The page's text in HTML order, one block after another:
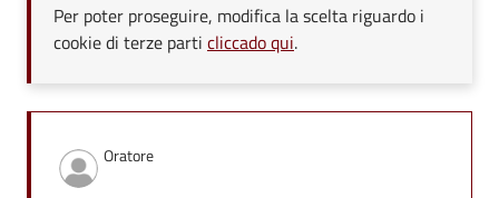
Per poter proseguire, modifica la scelta riguardo i
cookie di terze parti cliccado qui.
Oratore